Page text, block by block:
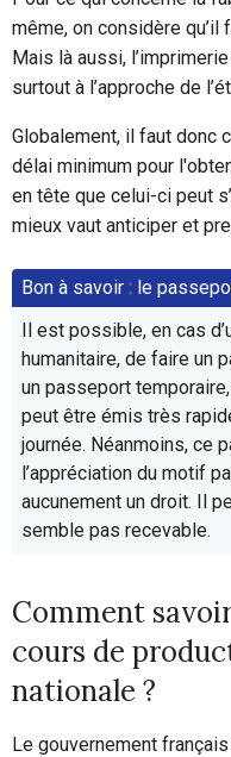
même, on considère
Mais là aussi,
surtout à l’approche de
Globalement, il faut donc
délai minimum pour
en tête que celui-ci peut
mieux vaut anticiper et
Bon à savoir : le
Il est possible, en cas
humanitaire, de faire un
un passeport
peut être émis très
journée. Néanmoins, ce
l’appréciation du motif
aucunement un droit. Il
semble pas recevable.
Comment
cours de
nationale ?
Le gouvernement